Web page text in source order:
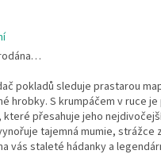
pokladů sleduje prastarou
hrobky. S krumpáčem v ruce
přesahuje jeho
tajemná mumie, strážce
vás staleté hádanky a